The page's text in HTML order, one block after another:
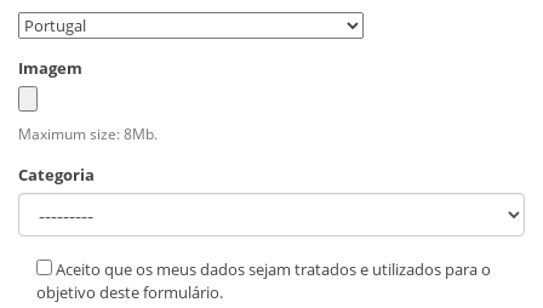
Imagem
Maximum size: 8Mb.
Categoria
Aceito que os meus dados sejam tratados e utilizados para o
objetivo deste formulário.